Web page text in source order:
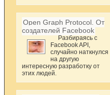
Open Graph Protocol. От
создателей Facebook
Разбираясь с
Facebook API,
случайно наткнулся
на другую
интересную разработку от
этих людей.